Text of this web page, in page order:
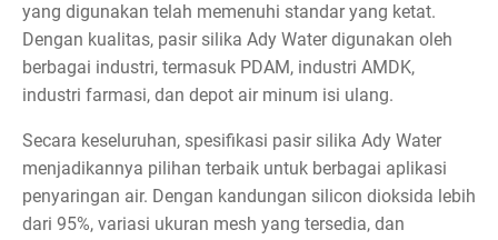
yang digunakan telah memenuhi standar yang ketat.
Dengan kualitas, pasir silika Ady Water digunakan oleh
berbagai industri, termasuk PDAM, industri AMDK,
industri farmasi, dan depot air minum isi ulang.
Secara keseluruhan, spesifikasi pasir silika Ady Water
menjadikannya pilihan terbaik untuk berbagai aplikasi
penyaringan air. Dengan kandungan silicon dioksida lebih
dari 95%, variasi ukuran mesh yang tersedia, dan